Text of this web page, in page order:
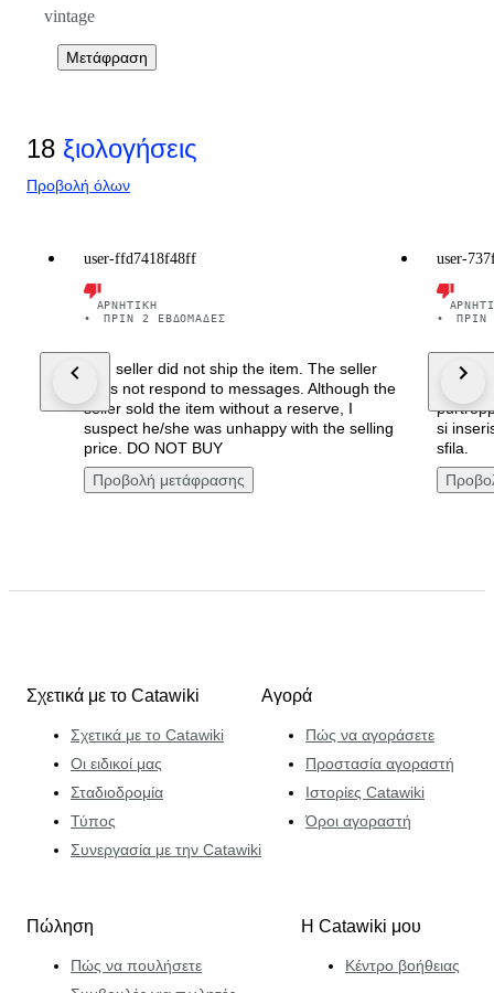
vintage
Μετάφραση
18 ξιολογήσεις
Προβολή όλων
user-ffd7418f48ff
ΑΡΝΗΤΙΚΉ
•
ΠΡΙΝ 2 ΕΒΔΟΜΆΔΕΣ
The seller did not ship the item. The seller
does not respond to messages. Although the
seller sold the item without a reserve, I
suspect he/she was unhappy with the selling
price. DO NOT BUY
Προβολή μετάφρασης
user-
•
ΠΡΙΝ
si
sfila.
Σχετικά με το Catawiki
Σχετικά με το Catawiki
Οι ειδικοί μας
Σταδιοδρομία
Τύπος
Συνεργασία με την Catawiki
Αγορά
Πώς να αγοράσετε
Προστασία αγοραστή
Ιστορίες Catawiki
Όροι αγοραστή
Πώληση
Πώς να πουλήσετε
Η Catawiki μου
Κέντρο βοήθειας